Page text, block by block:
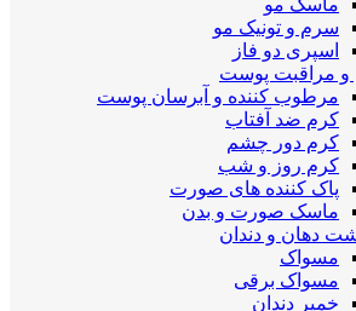
ماسک مو
سرم و تونیک مو
اسپری دو فاز
و مراقبت پوست
مرطوب کننده و آبرسان پوست
کرم ضد آفتاب
کرم دور چشم
کرم روز و شب
پاک کننده های صورت
ماسک صورت و بدن
دهان و دندان
مسواک
مسواک برقی
خمیر دندان